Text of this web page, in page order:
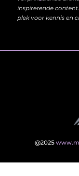
inspirerende
plek voor kennis en
@2025